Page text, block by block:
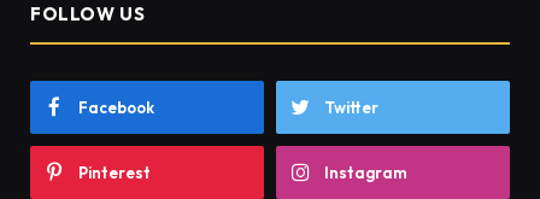
FOLLOW US
Facebook Twitter
Pinterest Instagram